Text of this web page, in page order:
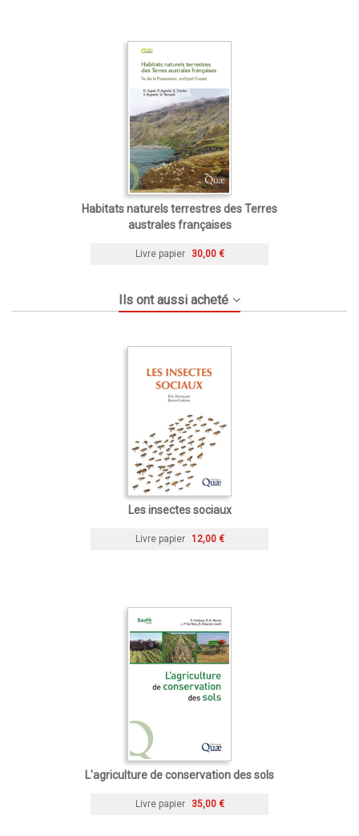
Habitats naturels terrestres des Terres
australes françaises
Livre papier 30,00 €
Ils ont aussi acheté
Les insectes sociaux
Livre papier 12,00 €
L'agriculture de conservation des sols
Livre papier 35,00 €